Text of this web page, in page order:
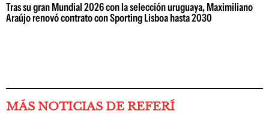
Tras su gran Mundial 2026 con la selección uruguaya, Maximiliano
Araújo renovó contrato con Sporting Lisboa hasta 2030
MÁS NOTICIAS DE REFERÍ